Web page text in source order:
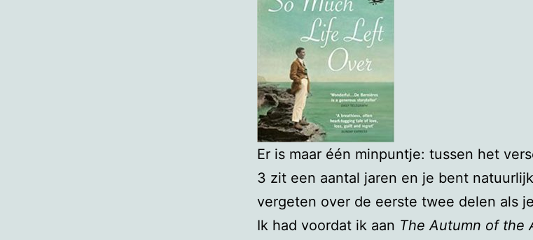
Er is maar één minpuntje: tussen het
3 zit een aantal jaren en je bent
vergeten over de eerste twee delen als
Ik had voordat ik aan The Autumn of the